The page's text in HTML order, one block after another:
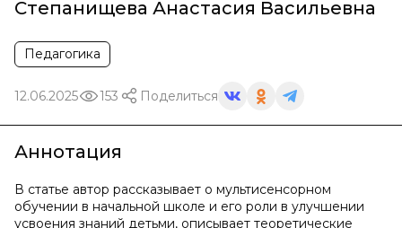
Степанищева Анастасия Васильевна
Педагогика
12.06.2025 153 Поделиться
Аннотация
В статье автор рассказывает о мультисенсорном
обучении в начальной школе и его роли в улучшении
усвоения знаний детьми, описывает теоретические